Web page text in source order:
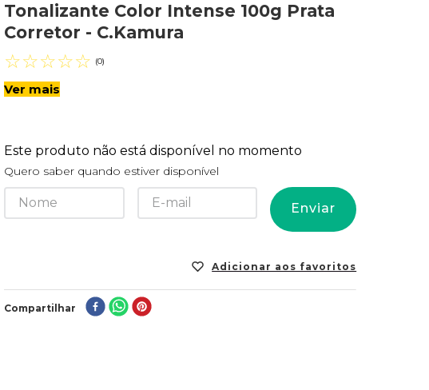
Tonalizante Color Intense 100g Prata
Corretor - C.Kamura
☆☆☆☆☆ (0)
Ver mais
Este produto não está disponível no momento
Quero saber quando estiver disponível
Enviar
Compartilhar